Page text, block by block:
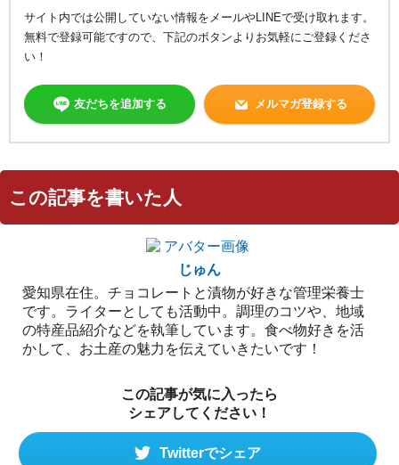
サイト内では公開していない情報をメールやLINEで受け取れます。
無料で登録可能ですので、下記のボタンよりお気軽にご登録くださ
い！
友だちを追加する メルマガ登録する
この記事を書いた人
じゅん
愛知県在住。チョコレートと漬物が好きな管理栄養士
です。ライターとしても活動中。調理のコツや、地域
の特産品紹介などを執筆しています。食べ物好きを活
かして、お土産の魅力を伝えていきたいです！
この記事が気に入ったら
シェアしてください！
Twitterでシェア